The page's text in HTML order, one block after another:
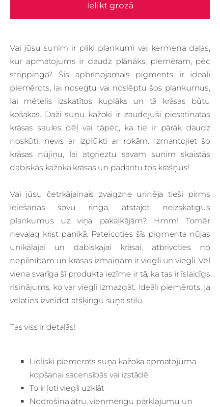
Ielikt grozā
Vai jūsu sunim ir pliki plankumi vai ķermeņa daļas,
kur apmatojums ir daudz plānāks, piemēram, pēc
strippinga? Šis apbrīnojamais pigments ir ideāli
piemērots, lai nosegtu vai noslēptu šos plankumus,
lai mētelis izskatītos kuplāks un tā krāsas būtu
košākas. Daži suņu kažoki ir zaudējuši piesātinātās
krāsas saules dēļ vai tāpēc, ka tie ir pārāk daudz
noskūti, nevis ar izplūkti ar rokām. Izmantojiet šo
krāsas nūjiņu, lai atgrieztu savam sunim skaistās
dabiskās kažoka krāsas un padarītu tos krāšņus!
Vai jūsu četrkājainais zvaigzne urinēja tieši pirms
ieiešanas šovu ringā, atstājot neizskatīgus
plankumus uz viņa pakaļkājām? Hmm! Tomēr
nevajag krist panikā. Pateicoties šīs pigmenta nūjas
unikālajai un dabiskajai krāsai, atbrīvoties no
nepilnībām un krāsas izmaiņām ir viegli un viegli. Vēl
viena svarīga šī produkta iezīme ir tā, ka tas ir īslaicīgs
risinājums, ko var viegli izmazgāt. Ideāli piemērots, ja
vēlaties izveidot atšķirīgu suņa stilu.
Tas viss ir detaļās!
Lieliski piemērots suņa kažoka apmatojuma
kopšanai sacensībās vai izstādē
To ir ļoti viegli uzklāt
Nodrošina ātru, vienmērīgu pārklājumu un